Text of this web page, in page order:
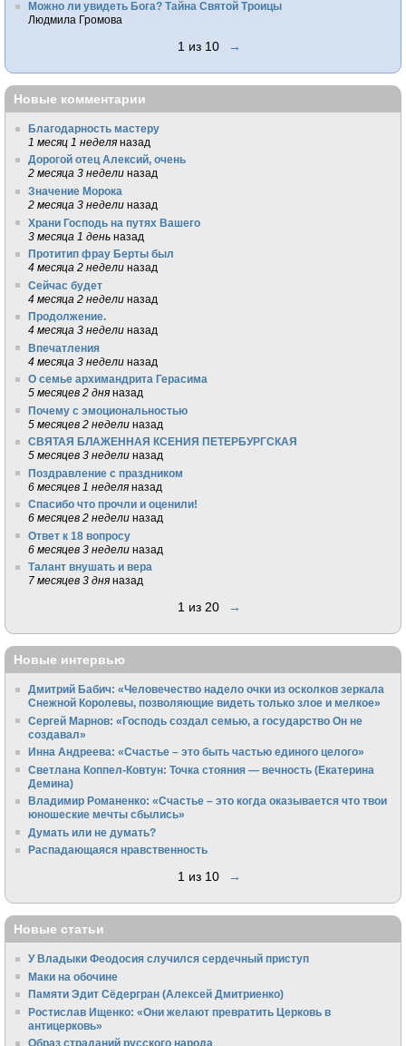
Можно ли увидеть Бога? Тайна Святой Троицы
Людмила Громова
1 из 10 →
Новые комментарии
Благодарность мастеру
1 месяц 1 неделя назад
Дорогой отец Алексий, очень
2 месяца 3 недели назад
Значение Морока
2 месяца 3 недели назад
Храни Господь на путях Вашего
3 месяца 1 день назад
Протитип фрау Берты был
4 месяца 2 недели назад
Сейчас будет
4 месяца 2 недели назад
Продолжение.
4 месяца 3 недели назад
Впечатления
4 месяца 3 недели назад
О семье архимандрита Герасима
5 месяцев 2 дня назад
Почему с эмоциональностью
5 месяцев 2 недели назад
СВЯТАЯ БЛАЖЕННАЯ КСЕНИЯ ПЕТЕРБУРГСКАЯ
5 месяцев 3 недели назад
Поздравление с праздником
6 месяцев 1 неделя назад
Спасибо что прочли и оценили!
6 месяцев 2 недели назад
Ответ к 18 вопросу
6 месяцев 3 недели назад
Талант внушать и вера
7 месяцев 3 дня назад
1 из 20 →
Новые интервью
Дмитрий Бабич: «Человечество надело очки из осколков зеркала
Снежной Королевы, позволяющие видеть только злое и мелкое»
Сергей Марнов: «Господь создал семью, а государство Он не
создавал»
Инна Андреева: «Счастье – это быть частью единого целого»
Светлана Коппел-Ковтун: Точка стояния — вечность (Екатерина
Демина)
Владимир Романенко: «Счастье – это когда оказывается что твои
юношеские мечты сбылись»
Думать или не думать?
Распадающаяся нравственность
1 из 10 →
Новые статьи
У Владыки Феодосия случился сердечный приступ
Маки на обочине
Памяти Эдит Сёдергран (Алексей Дмитриенко)
Ростислав Ищенко: «Они желают превратить Церковь в
антицерковь»
Образ страданий русского народа